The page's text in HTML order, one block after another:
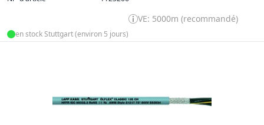
VE: 5000m (recommandé)
en stock Stuttgart (environ 5 jours)